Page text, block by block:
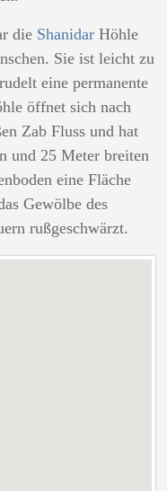
die Shanidar Höhle
Sie ist leicht zu
eine permanente
öffnet sich nach
Zab Fluss und hat
und 25 Meter breiten
eine Fläche
Gewölbe des
rußgeschwärzt.